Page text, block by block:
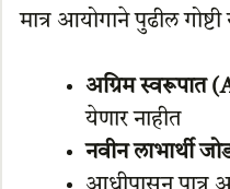
मात्र आयोगाने पुढील
अग्रिम स्वरूपात
येणार नाहीत
नवीन लाभार्थी